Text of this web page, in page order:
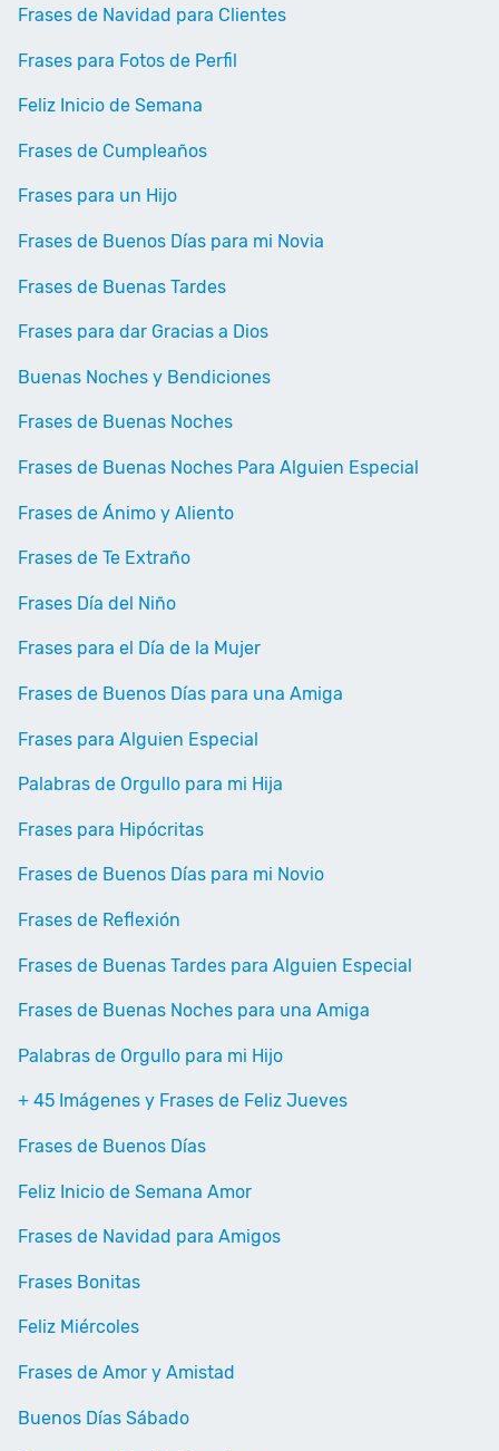
Frases de Navidad para Clientes
Frases para Fotos de Perfil
Feliz Inicio de Semana
Frases de Cumpleaños
Frases para un Hijo
Frases de Buenos Días para mi Novia
Frases de Buenas Tardes
Frases para dar Gracias a Dios
Buenas Noches y Bendiciones
Frases de Buenas Noches
Frases de Buenas Noches Para Alguien Especial
Frases de Ánimo y Aliento
Frases de Te Extraño
Frases Día del Niño
Frases para el Día de la Mujer
Frases de Buenos Días para una Amiga
Frases para Alguien Especial
Palabras de Orgullo para mi Hija
Frases para Hipócritas
Frases de Buenos Días para mi Novio
Frases de Reflexión
Frases de Buenas Tardes para Alguien Especial
Frases de Buenas Noches para una Amiga
Palabras de Orgullo para mi Hijo
+ 45 Imágenes y Frases de Feliz Jueves
Frases de Buenos Días
Feliz Inicio de Semana Amor
Frases de Navidad para Amigos
Frases Bonitas
Feliz Miércoles
Frases de Amor y Amistad
Buenos Días Sábado